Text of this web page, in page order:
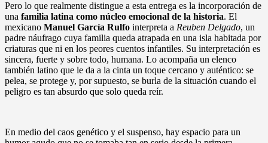
Pero lo que realmente distingue a esta entrega es la incorporación de
una familia latina como núcleo emocional de la historia. El
mexicano Manuel García Rulfo interpreta a Reuben Delgado, un
padre náufrago cuya familia queda atrapada en una isla habitada por
criaturas que ni en los peores cuentos infantiles. Su interpretación es
sincera, fuerte y sobre todo, humana. Lo acompaña un elenco
también latino que le da a la cinta un toque cercano y auténtico: se
pelea, se protege y, por supuesto, se burla de la situación cuando el
peligro es tan absurdo que solo queda reír.
En medio del caos genético y el suspenso, hay espacio para un